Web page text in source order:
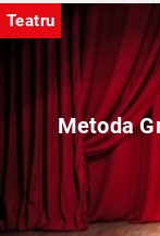
Teatru
Metoda